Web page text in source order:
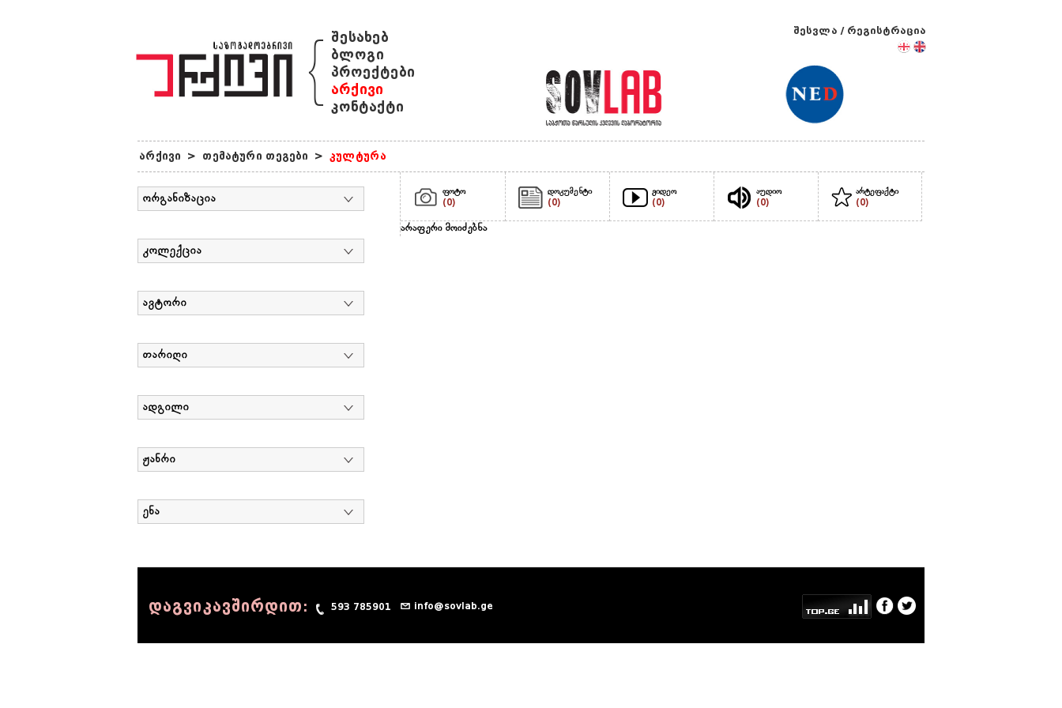
{ შესახებ
ბლოგი
პროექტები
არქივი
კონტაქტი
შესვლა / რეგისტრაცია
არქივი > თემატური თეგები > კულტურა
ორგანიზაცია
კოლექცია
ავტორი
თარიღი
ადგილი
ჟანრი
ენა
ფოტო
(0)
დოკუმენტი
(0)
ვიდეო
(0)
აუდიო
(0)
არტეფაქტი
(0)
არაფერი მოიძებნა
დაგვიკავშირდით: 593 785901 info@sovlab.ge